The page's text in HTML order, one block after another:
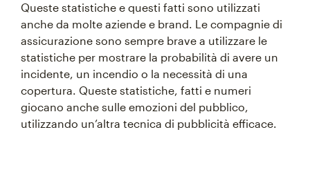
Queste statistiche e questi fatti sono utilizzati
anche da molte aziende e brand. Le compagnie di
assicurazione sono sempre brave a utilizzare le
statistiche per mostrare la probabilità di avere un
incidente, un incendio o la necessità di una
copertura. Queste statistiche, fatti e numeri
giocano anche sulle emozioni del pubblico,
utilizzando un’altra tecnica di pubblicità efficace.